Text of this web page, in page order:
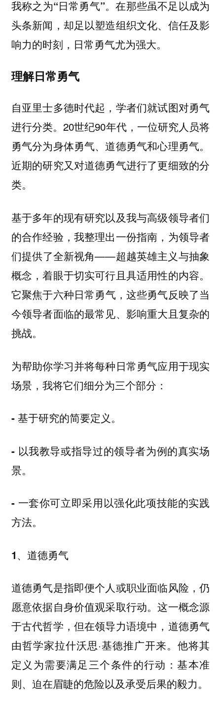
我称之为“日常勇气”。在那些虽不足以成为
头条新闻，却足以塑造组织文化、信任及影
响力的时刻，日常勇气尤为强大。
理解日常勇气
自亚里士多德时代起，学者们就试图对勇气
进行分类。20世纪90年代，一位研究人员将
勇气分为身体勇气、道德勇气和心理勇气。
近期的研究又对道德勇气进行了更细致的分
类。
基于多年的现有研究以及我与高级领导者们
的合作经验，我整理出一份指南，为领导者
们提供了全新视角——超越英雄主义与抽象
概念，着眼于切实可行且具适用性的内容。
它聚焦于六种日常勇气 ，这些勇气反映了当
今领导者面临的最常见、影响重大且复杂的
挑战。
为帮助你学习并将每种日常勇气应用于现实
场景，我将它们细分为三个部分：
- 基于研究的简要定义。
- 以我教导或指导过的领导者为例的真实场
景。
- 一套你可立即采用以强化此项技能的实践
方法。
1、道德勇气
道德勇气是指即便个人或职业面临风险，仍
愿意依据自身价值观采取行动。这一概念源
于古代哲学，但在领导力语境中，道德勇气
由哲学家拉什沃思·基德推广开来。他将其
定义为需要满足三个条件的行动：基本准
则、迫在眉睫的危险以及承受后果的毅力。